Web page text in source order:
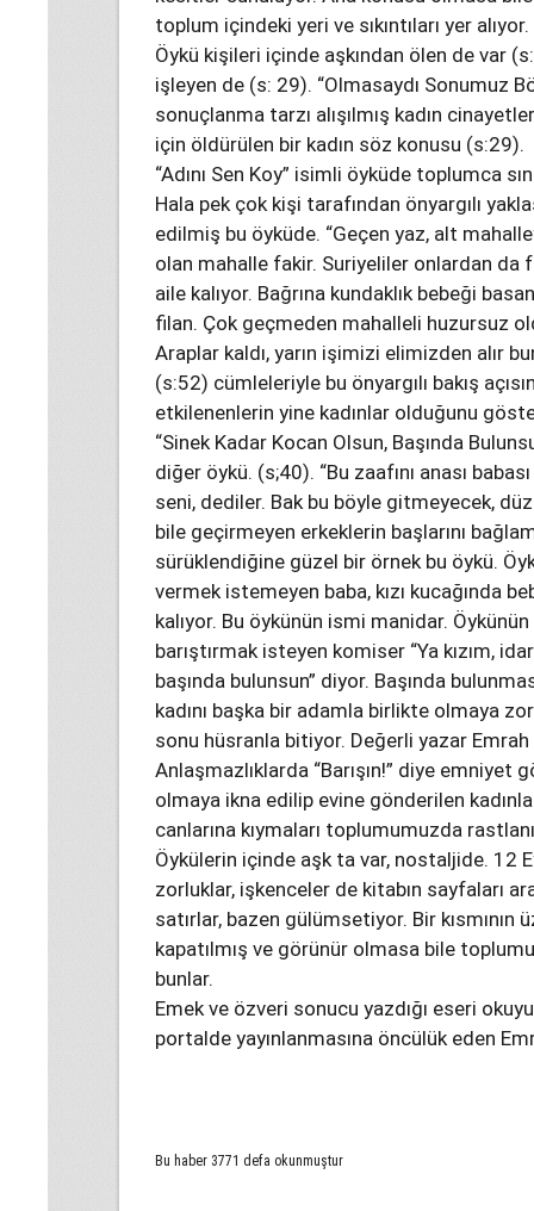
toplum içindeki yeri ve sıkıntıları yer alıyor.
Öykü kişileri içinde aşkından ölen de var
işleyen de (s: 29). “Olmasaydı Sonumuz
sonuçlanma tarzı alışılmış kadın
için öldürülen bir kadın söz konusu (s:29).
“Adını Sen Koy” isimli öyküde toplumca
Hala pek çok kişi tarafından önyargılı
edilmiş bu öyküde. “Geçen yaz, alt
olan mahalle fakir. Suriyeliler onlardan da
aile kalıyor. Bağrına kundaklık bebeği
filan. Çok geçmeden mahalleli huzursuz
Araplar kaldı, yarın işimizi elimizden alır
(s:52) cümleleriyle bu önyargılı bakış
etkilenenlerin yine kadınlar olduğunu
“Sinek Kadar Kocan Olsun, Başında
diğer öykü. (s;40). “Bu zaafını anası
seni, dediler. Bak bu böyle gitmeyecek,
bile geçirmeyen erkeklerin başlarını
sürüklendiğine güzel bir örnek bu öykü.
vermek istemeyen baba, kızı kucağında
kalıyor. Bu öykünün ismi manidar.
barıştırmak isteyen komiser “Ya kızım,
başında bulunsun” diyor. Başında
kadını başka bir adamla birlikte olmaya
sonu hüsranla bitiyor. Değerli yazar
Anlaşmazlıklarda “Barışın!” diye
olmaya ikna edilip evine gönderilen
canlarına kıymaları toplumumuzda
Öykülerin içinde aşk ta var, nostaljide. 12
zorluklar, işkenceler de kitabın sayfaları
satırlar, bazen gülümsetiyor. Bir
kapatılmış ve görünür olmasa bile
bunlar.
Emek ve özveri sonucu yazdığı eseri
portalde yayınlanmasına öncülük eden
Bu haber 3771 defa okunmuştur